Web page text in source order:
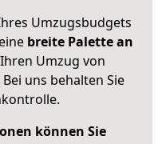
Umzugsbudgets
breite Palette an
Umzug von
uns behalten Sie
können Sie